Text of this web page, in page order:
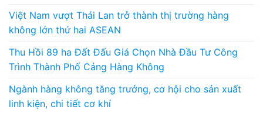
Việt Nam vượt Thái Lan trở thành thị trường hàng
không lớn thứ hai ASEAN
Thu Hồi 89 ha Đất Đấu Giá Chọn Nhà Đầu Tư Công
Trình Thành Phố Cảng Hàng Không
Ngành hàng không tăng trưởng, cơ hội cho sản xuất
linh kiện, chi tiết cơ khí